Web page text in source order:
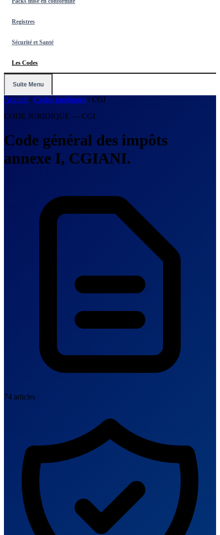
Registres
Sécurité et Santé
Les Codes
Suite Menu
Accueil / Codes juridiques / CGI
CODE JURIDIQUE — CGI
Code général des impôts
annexe I, CGIANI.
74 articles